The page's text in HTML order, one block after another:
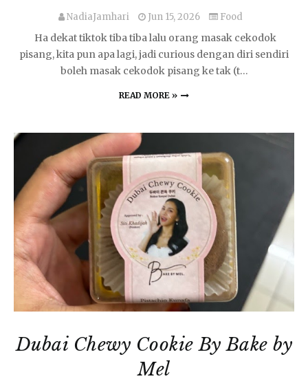
NadiaJamhari Jun 15, 2026 Food
​ Ha dekat tiktok tiba tiba lalu orang masak cekodok
pisang, kita pun apa lagi, jadi curious dengan diri sendiri
boleh masak cekodok pisang ke tak (t…
READ MORE »
Dubai Chewy Cookie By Bake by
Mel